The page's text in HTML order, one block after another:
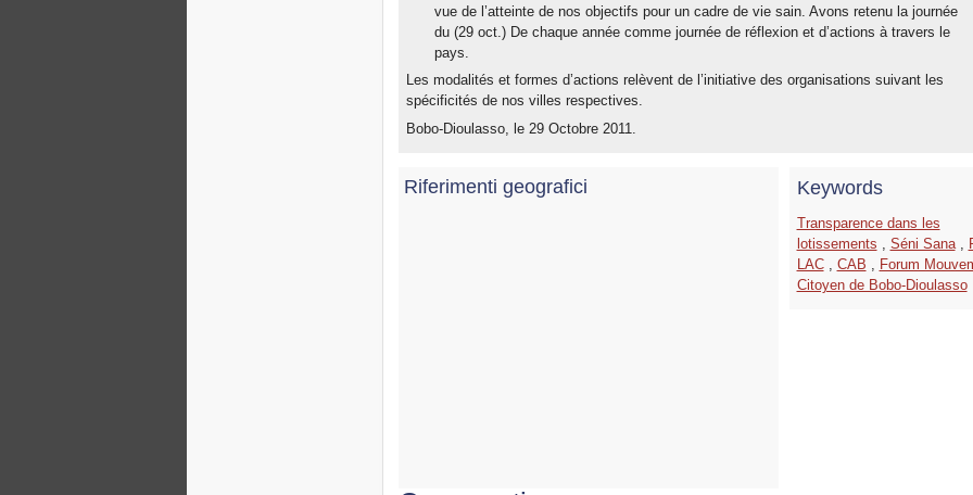
vue de l’atteinte de nos objectifs pour un cadre de vie sain. Avons retenu la journée
du (29 oct.) De chaque année comme journée de réflexion et d’actions à travers le
pays.
Les modalités et formes d’actions relèvent de l’initiative des organisations suivant les
spécificités de nos villes respectives.
Bobo-Dioulasso, le 29 Octobre 2011.
Riferimenti geografici Keywords
Transparence dans les
lotissements , Séni Sana,
LAC, CAB , Forum
Citoyen de Bobo-Dioulasso